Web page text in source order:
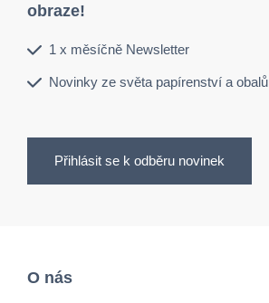
obraze!
1 x měsíčně Newsletter
Novinky ze světa papírenství a obalů
Přihlásit se k odběru novinek
O nás